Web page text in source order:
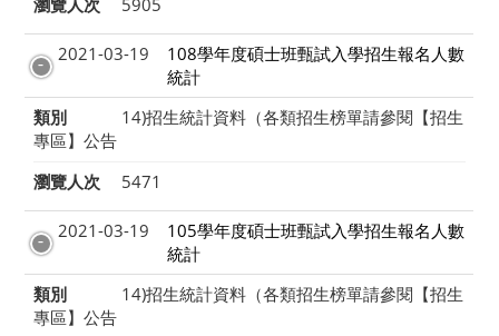
瀏覽人次
5905
2021-03-19
108學年度碩士班甄試入學招生報名人數
統計
類別
14)招生統計資料（各類招生榜單請參閱【招生
專區】公告
瀏覽人次
5471
2021-03-19
105學年度碩士班甄試入學招生報名人數
統計
類別
14)招生統計資料（各類招生榜單請參閱【招生
專區】公告